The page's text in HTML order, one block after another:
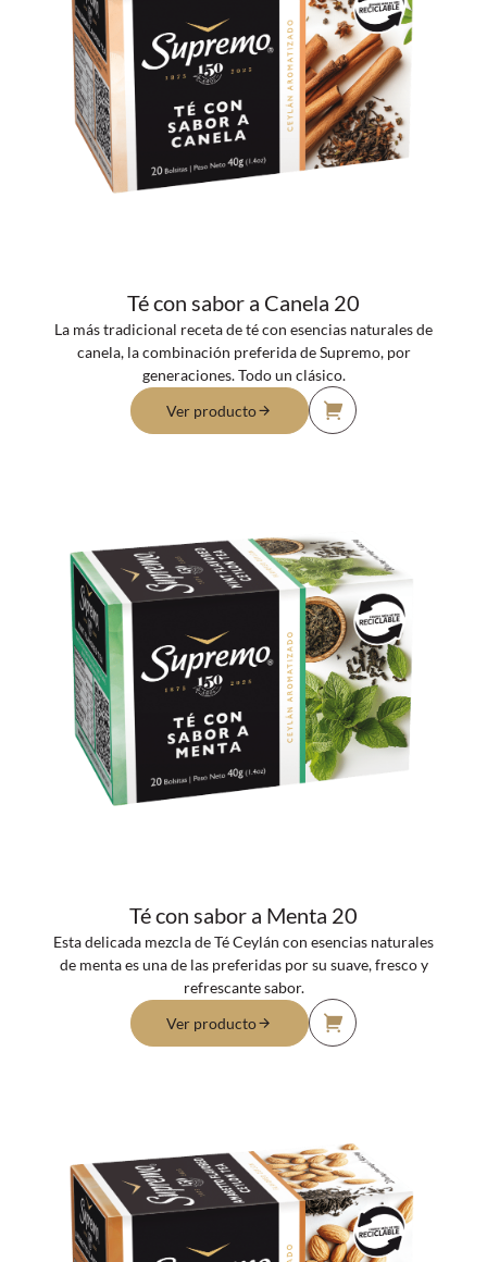
Té con sabor a Canela 20
La más tradicional receta de té con esencias naturales de
canela, la combinación preferida de Supremo, por
generaciones. Todo un clásico.
Ver producto
Té con sabor a Menta 20
Esta delicada mezcla de Té Ceylán con esencias naturales
de menta es una de las preferidas por su suave, fresco y
refrescante sabor.
Ver producto